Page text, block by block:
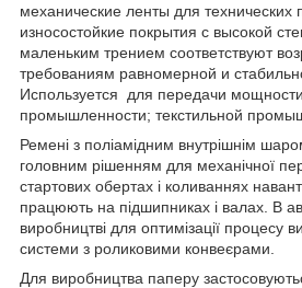
механические ленты для технических
износостойкие покрытия с высокой
маленьким трением соответствуют
требованиям равномерной и
Используется для передачи
промышленности; текстильной
Ремені з поліамідним внутрішнім
головним рішенням для механічної
стартових обертах і коливаннях
працюють на підшипниках і валах. В
виробництві для оптимізації процесу
системи з роликовими конвеєрами.
Для виробництва паперу